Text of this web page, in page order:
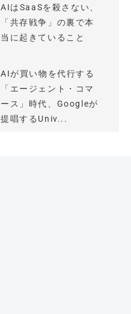
AIはSaaSを殺さない、
「共存戦争」の裏で本
当に起きていること
AIが買い物を代行する
「エージェント・コマ
ース」時代、Googleが
提唱するUniv...